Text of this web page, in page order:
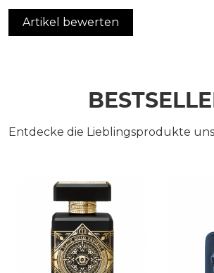
Artikel bewerten
Entdecke die Lieblingsprodukte